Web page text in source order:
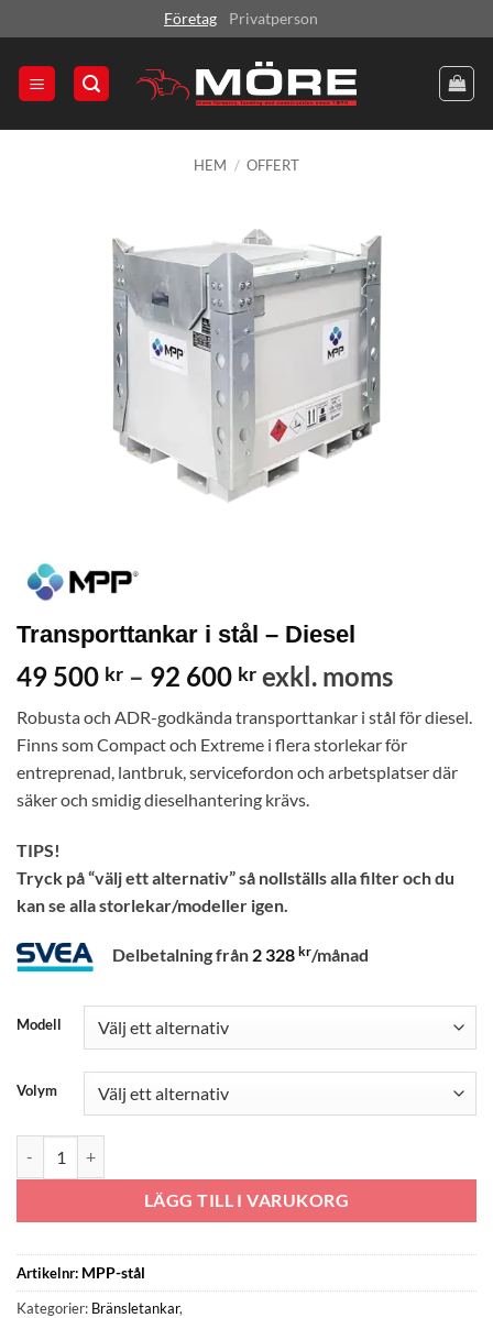
to
content
Företag Privatperson
HEM / OFFERT
Transporttankar i stål – Diesel
49 500 kr – 92 600 krPrisintervall:
500 kr
till
92
600 kr
exkl. moms
Robusta och ADR-godkända transporttankar i stål för diesel.
Finns som Compact och Extreme i flera storlekar för
entreprenad, lantbruk, servicefordon och arbetsplatser där
säker och smidig dieselhantering krävs.
TIPS!
Tryck på “välj ett alternativ” så nollställs alla filter och du
kan se alla storlekar/modeller igen.
Delbetalning från 2 328 kr/månad
Modell
Volym
Transporttankar i stål - Diesel mängd
LÄGG TILL I VARUKORG
Artikelnr: MPP-stål
Kategorier: Bränsletankar,